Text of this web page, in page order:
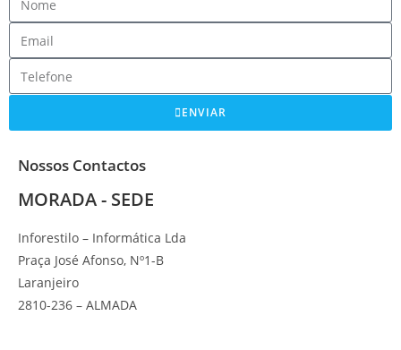
ENVIAR
Nossos Contactos
MORADA - SEDE
Inforestilo – Informática Lda
Praça José Afonso, Nº1-B
Laranjeiro
2810-236 – ALMADA